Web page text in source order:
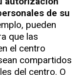
de su
pueden
que las
el centro
compartidos
del centro. O